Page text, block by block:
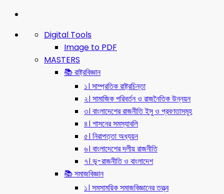
Digital Tools
Image to PDF
MASTERS
📚 রাষ্ট্রবিজ্ঞান
১। সাম্প্রতিক রাষ্ট্রচিন্তা
২। সামাজিক পরিবর্তন ও রাজনৈতিক উন্নয়ন
৩। বাংলাদেশের রাজনীতি ইসু ও প্রবণতাসমূহ
৪। শাসনের সমস্যাবলি
৫। নিরাপত্তা অধ্যয়ন
৬। বাংলাদেশের দলীয় রাজনীতি
৭। ভূ-রাজনীতি ও বাংলাদেশ
📚 সমাজবিজ্ঞান
১। সমসাময়িক সমাজবিজ্ঞানের তত্ত্ব